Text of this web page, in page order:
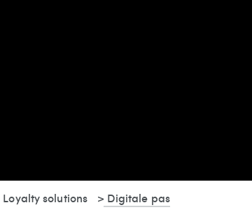
Loyalty solutions Digitale pas